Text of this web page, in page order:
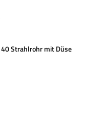
Strahlrohr mit Düse